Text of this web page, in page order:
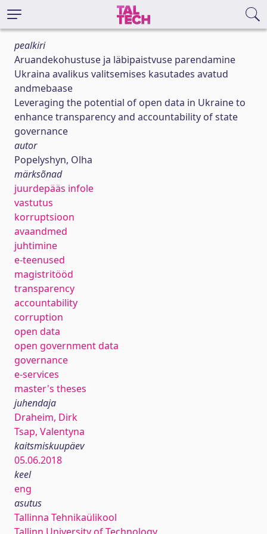
pealkiri
Aruandekohustuse ja läbipaistvuse parendamine
Ukraina avalikus valitsemises kasutades avatud
andmebaase
Leveraging the potential of open data in Ukraine to
enhance transparency and accountability of state
governance
autor
Popelyshyn, Olha
märksõnad
juurdepääs infole
vastutus
korruptsioon
avaandmed
juhtimine
e-teenused
magistritööd
transparency
accountability
corruption
open data
open government data
governance
e-services
master's theses
juhendaja
Draheim, Dirk
Tsap, Valentyna
kaitsmiskuupäev
05.06.2018
keel
eng
asutus
Tallinna Tehnikaülikool